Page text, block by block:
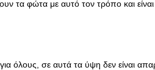
τα φώτα με αυτό τον τρόπο και
όλους, σε αυτά τα ύψη δεν είναι